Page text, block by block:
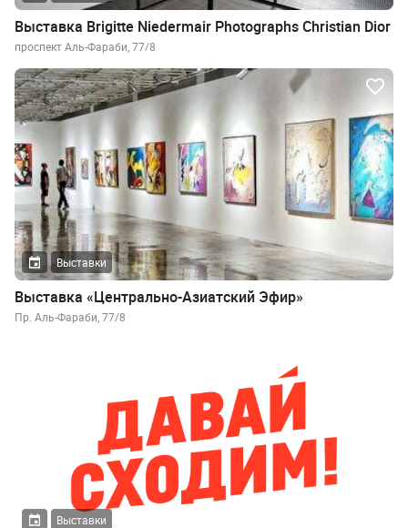
Выставка Brigitte Niedermair Photographs Christian Dior
проспект Аль-Фараби, 77/8
Выставки
Выставка «Центрально-Азиатский Эфир»
Пр. Аль-Фараби, 77/8
Выставки